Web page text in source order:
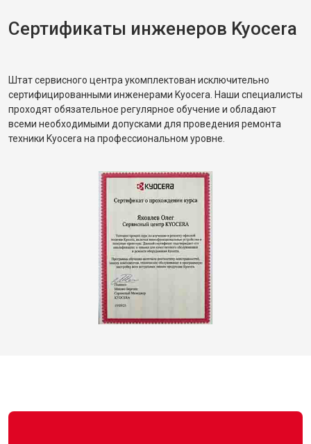
Сертификаты инженеров Kyocera
Штат сервисного центра укомплектован исключительно
сертифицированными инженерами Kyocera. Наши специалисты
проходят обязательное регулярное обучение и обладают
всеми необходимыми допусками для проведения ремонта
техники Kyocera на профессиональном уровне.